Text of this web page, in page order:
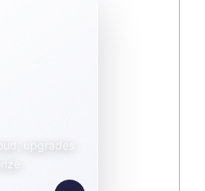
upgrades